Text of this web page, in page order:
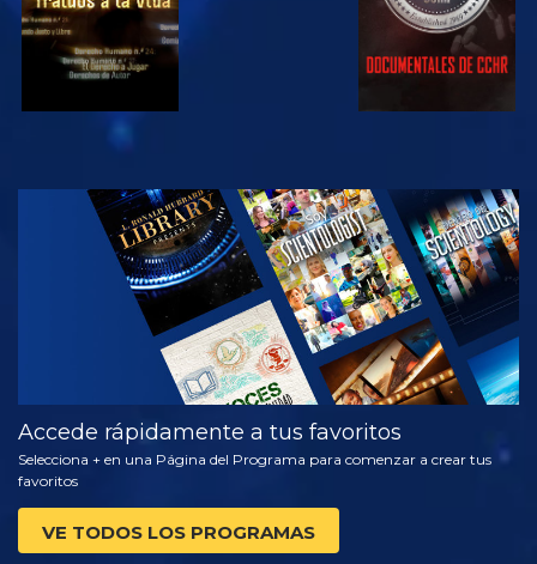
VE
EXPLORA LAS
SERIES
Accede rápidamente a tus favoritos
Selecciona + en una Página del Programa para comenzar a crear tus
favoritos
VE TODOS LOS PROGRAMAS